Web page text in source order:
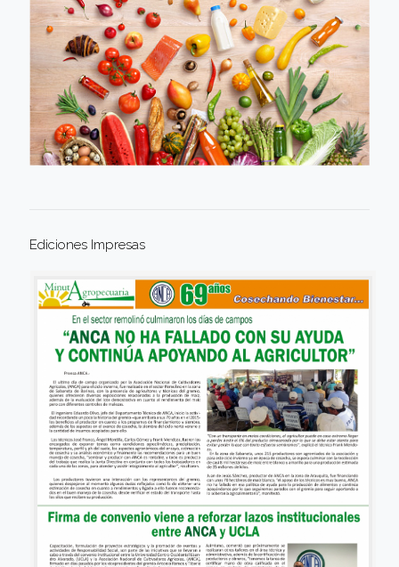
Ediciones Impresas